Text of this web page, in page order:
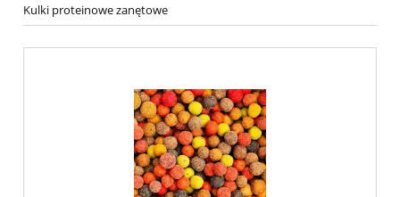
Kulki proteinowe zanętowe